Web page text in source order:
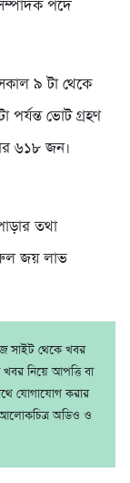
পদে
৯ টা থেকে
পর্যন্ত ভোট গ্রহণ
৬১৮ জন।
তথা
জয় লাভ
সাইট থেকে খবর
খবর নিয়ে আপত্তি বা
যোগাযোগ করার
অডিও ও